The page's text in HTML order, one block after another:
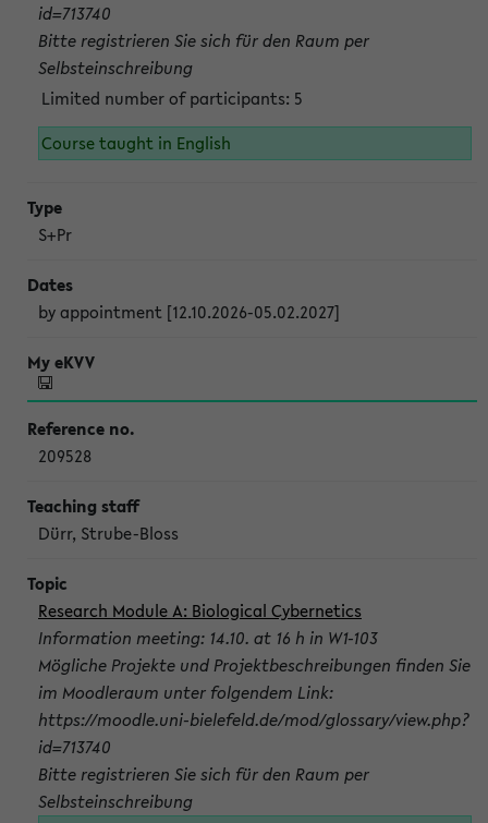
id=713740
Bitte registrieren Sie sich für den Raum per
Selbsteinschreibung
Limited number of participants: 5
Course taught in English
S+Pr
by appointment [12.10.2026-05.02.2027]
209528
Dürr, Strube-Bloss
Research Module A: Biological Cybernetics
Information meeting: 14.10. at 16 h in W1-103
Mögliche Projekte und Projektbeschreibungen finden Sie
im Moodleraum unter folgendem Link:
https://moodle.uni-bielefeld.de/mod/glossary/view.php?
id=713740
Bitte registrieren Sie sich für den Raum per
Selbsteinschreibung